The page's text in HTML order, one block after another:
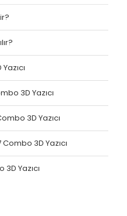
3D Yazıcı
3D Yazıcı
3D Yazıcı
Yazıcı